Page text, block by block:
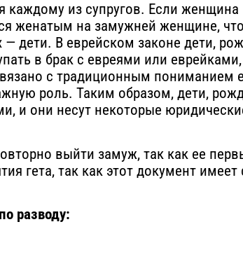
каждому из супругов. Если
женатым на замужней женщине,
дети. В еврейском законе дети,
в брак с евреями или
с традиционным пониманием
роль. Таким образом, дети,
и они несут некоторые
выйти замуж, так как ее
гета, так как этот документ
разводу: